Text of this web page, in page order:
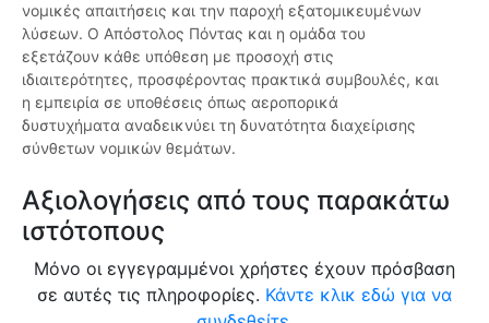
νομικές απαιτήσεις και την παροχή εξατομικευμένων
λύσεων. Ο Απόστολος Πόντας και η ομάδα του
εξετάζουν κάθε υπόθεση με προσοχή στις
ιδιαιτερότητες, προσφέροντας πρακτικά συμβουλές, και
η εμπειρία σε υποθέσεις όπως αεροπορικά
δυστυχήματα αναδεικνύει τη δυνατότητα διαχείρισης
σύνθετων νομικών θεμάτων.
Αξιολογήσεις από τους παρακάτω
ιστότοπους
Μόνο οι εγγεγραμμένοι χρήστες έχουν πρόσβαση
σε αυτές τις πληροφορίες. Κάντε κλικ εδώ για να